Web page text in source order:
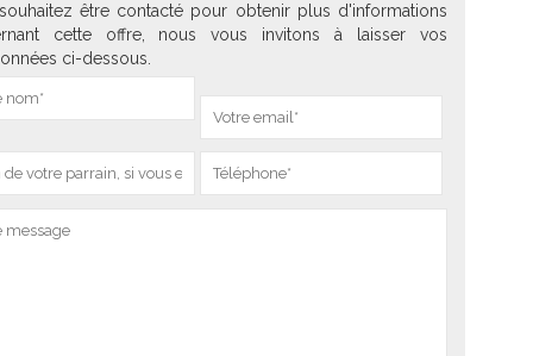
être contacté pour obtenir plus d'informations
cette offre, nous vous invitons à laisser vos
ci-dessous.